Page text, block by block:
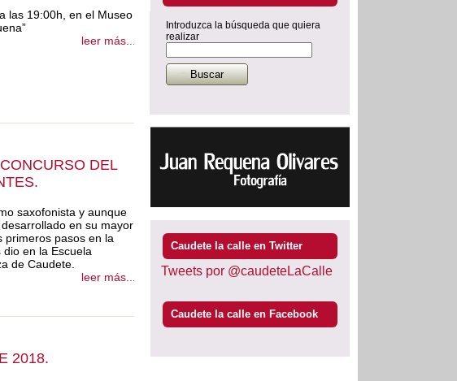
las 19:00h, en el Museo
leer más...
DEL
saxofonista y aunque
en su mayor
primeros pasos en la
en la Escuela
de Caudete.
leer más...
2018.
Introduzca la búsqueda que quiera
realizar
Caudete la calle en Twitter
Tweets por @caudeteLaCalle
Caudete la calle en Facebook